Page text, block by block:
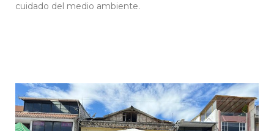
cuidado del medio ambiente.